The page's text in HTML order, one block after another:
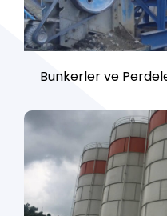
Bunkerler ve